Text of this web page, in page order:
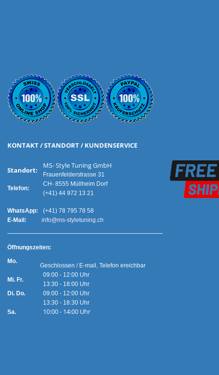
KONTAKT / STANDORT / KUNDENSERVICE
Standort:
Telefon:
MS- Style Tuning GmbH
Frauenfelderstrasse 31
CH- 8555 Müllheim Dorf
(+41) 44 972 13 21
WhatsApp:
(+41) 78 795 78 58
E-Mail:
info@ms-styletuning.ch
Öffnungszeiten:
Mo.
Mi. Fr.
Geschlossen / E-mail, Telefon ereichbar
09:00 - 12:00 Uhr
13:30 - 18:00 Uhr
Di. Do.
Sa.
09:00 - 12:00 Uhr
13:30 - 18:30 Uhr
10:00 - 14:00 Uhr